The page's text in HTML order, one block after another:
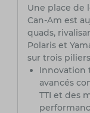
Une place de
Can-Am est
quads,
Polaris et
sur trois
Innovation
avancés
TTI et des